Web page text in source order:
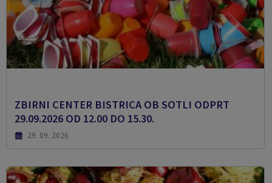
ZBIRNI CENTER BISTRICA OB SOTLI ODPRT
29.09.2026 OD 12.00 DO 15.30.
29. 09. 2026